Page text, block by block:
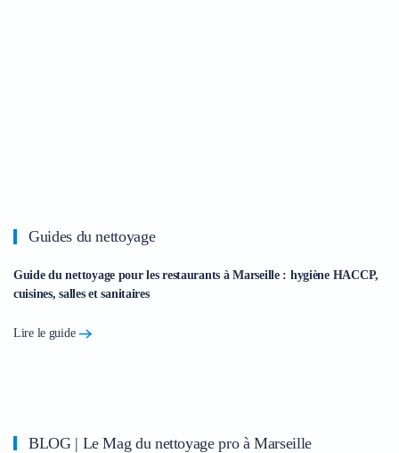
Guides du nettoyage
Guide du nettoyage pour les restaurants à Marseille : hygiène HACCP,
cuisines, salles et sanitaires
Lire le guide
BLOG | Le Mag du nettoyage pro à Marseille